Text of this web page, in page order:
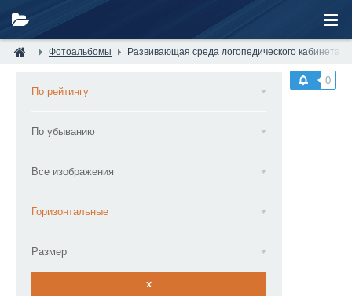
Фотоальбомы Развивающая среда логопедического кабинета
0
По рейтингу
По убыванию
Все изображения
Горизонтальные
Размер
x